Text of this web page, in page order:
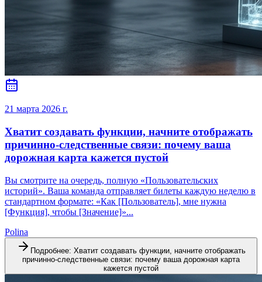
21 марта 2026 г.
Хватит создавать функции, начните отображать
причинно-следственные связи: почему ваша
дорожная карта кажется пустой
Вы смотрите на очередь, полную «Пользовательских
историй». Ваша команда отправляет билеты каждую неделю в
стандартном формате: «Как [Пользователь], мне нужна
[Функция], чтобы [Значение]»...
Polina
Подробнее: Хватит создавать функции, начните отображать
причинно-следственные связи: почему ваша дорожная карта
кажется пустой